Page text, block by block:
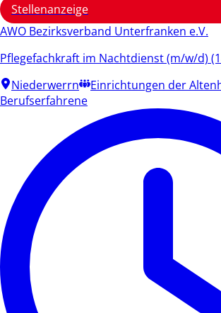
Stellenanzeige
AWO Bezirksverband Unterfranken e.V.
Pflegefachkraft im Nachtdienst (m/w/d)
Niederwerrn
Einrichtungen der
Berufserfahrene